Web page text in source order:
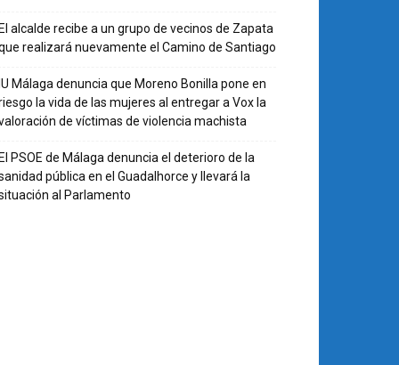
alcalde recibe a un grupo de vecinos de Zapata
realizará nuevamente el Camino de Santiago
Málaga denuncia que Moreno Bonilla pone en
la vida de las mujeres al entregar a Vox la
de víctimas de violencia machista
PSOE de Málaga denuncia el deterioro de la
pública en el Guadalhorce y llevará la
al Parlamento